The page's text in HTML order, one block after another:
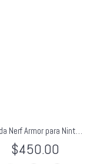
Funda Nerf Armor para Nintendo 3DS XL Azul
$450.00